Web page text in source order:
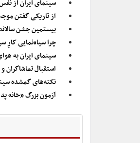
سینمای ایران از
از تاریکی گفتن
بیستمین جشن
چرا سیاه‌نمایی کارِ
سینمای ایران به
استقبال
نکته‌های گمشده
آزمون بزرگ «خانه